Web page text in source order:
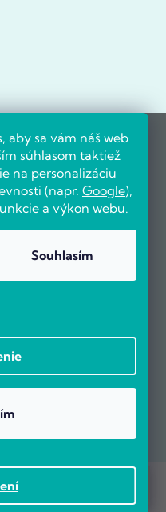
aby sa vám náš web
súhlasom taktiež
na personalizáciu
(napr. Google),
a výkon webu.
Souhlasím
nad 100 EUR sú s
. Všetky práva vyhradené.